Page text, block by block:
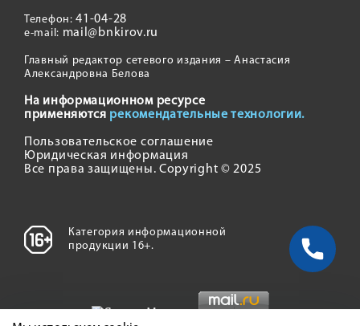
Телефон:41-04-28
e-mail: mail@bnkirov.ru
Главный редактор сетевого издания – Анастасия
Александровна Белова
На информационном ресурсе
применяются рекомендательные технологии.
Пользовательское соглашение
Юридическая информация
Все права защищены. Copyright © 2025
Категория информационной
продукции 16+.